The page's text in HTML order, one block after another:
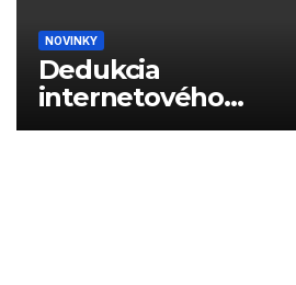
NOVINKY
Dedukcia
internetového
správania podľa